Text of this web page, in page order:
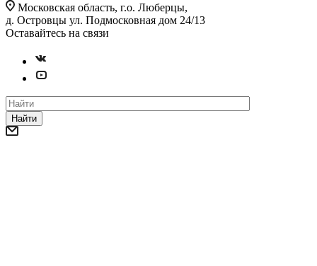
Московская область, г.о. Люберцы,
д. Островцы ул. Подмосковная дом 24/13
Оставайтесь на связи
Найти